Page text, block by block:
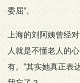
委屈”。
上海的刘阿姨曾经
人就是不懂老人的
有。”其实她真正